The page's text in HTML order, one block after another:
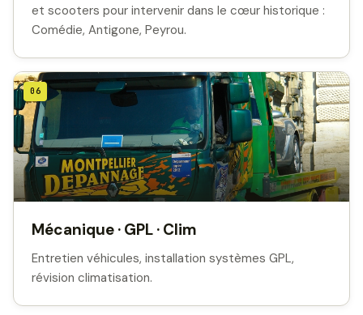
et scooters pour intervenir dans le cœur historique :
Comédie, Antigone, Peyrou.
06
Mécanique · GPL · Clim
Entretien véhicules, installation systèmes GPL,
révision climatisation.